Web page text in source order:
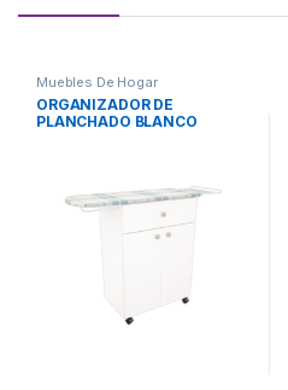
Muebles De Hogar
ORGANIZADOR DE
PLANCHADO BLANCO